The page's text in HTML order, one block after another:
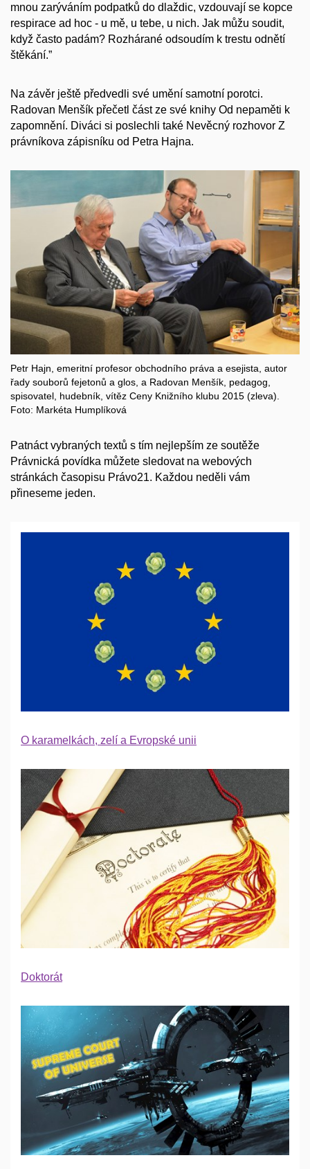
mnou zarýváním podpatků do dlaždic, vzdouvají se kopce
respirace ad hoc - u mě, u tebe, u nich. Jak můžu soudit,
když často padám? Rozhárané odsoudím k trestu odnětí
štěkání.”
Na závěr ještě předvedli své umění samotní porotci.
Radovan Menšík přečetl část ze své knihy Od nepaměti k
zapomnění. Diváci si poslechli také Nevěcný rozhovor Z
právníkova zápisníku od Petra Hajna.
Petr Hajn, emeritní profesor obchodního práva a esejista, autor
řady souborů fejetonů a glos, a Radovan Menšík, pedagog,
spisovatel, hudebník, vítěz Ceny Knižního klubu 2015 (zleva).
Foto: Markéta Humplíková
Patnáct vybraných textů s tím nejlepším ze soutěže
Právnická povídka můžete sledovat na webových
stránkách časopisu Právo21. Každou neděli vám
přineseme jeden.
O karamelkách, zelí a Evropské unii
Doktorát